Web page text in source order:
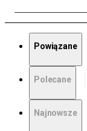
Powiązane
Polecane
Najnowsze